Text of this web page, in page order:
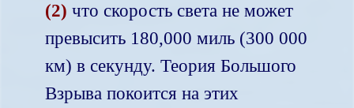
(2) что скорость света не может
превысить 180,000 миль (300 000
км) в секунду. Теория Большого
Взрыва покоится на этих